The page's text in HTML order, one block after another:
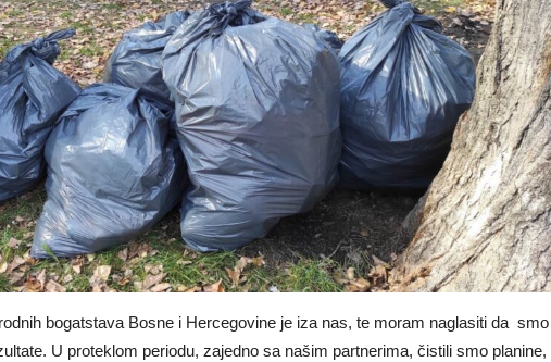
bogatstava Bosne i Hercegovine je iza nas, te moram naglasiti da smo
U proteklom periodu, zajedno sa našim partnerima, čistili smo planine,